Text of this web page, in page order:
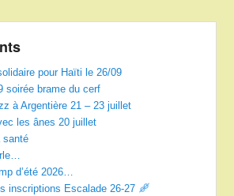
pour Haïti le 26/09
soirée brame du cerf
à Argentière 21 – 23 juillet
les ânes 20 juillet
santé
d’été 2026…
inscriptions Escalade 26-27